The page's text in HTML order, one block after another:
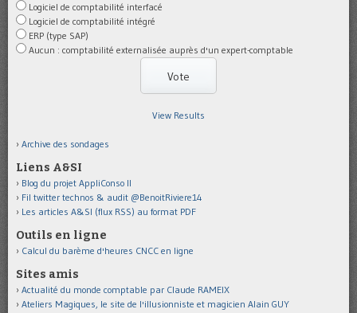
Logiciel de comptabilité interfacé
Logiciel de comptabilité intégré
ERP (type SAP)
Aucun : comptabilité externalisée auprès d'un expert-comptable
View Results
Archive des sondages
Liens A&SI
Blog du projet AppliConso II
Fil twitter technos & audit @BenoitRiviere14
Les articles A&SI (flux RSS) au format PDF
Outils en ligne
Calcul du barème d'heures CNCC en ligne
Sites amis
Actualité du monde comptable par Claude RAMEIX
Ateliers Magiques, le site de l'illusionniste et magicien Alain GUY